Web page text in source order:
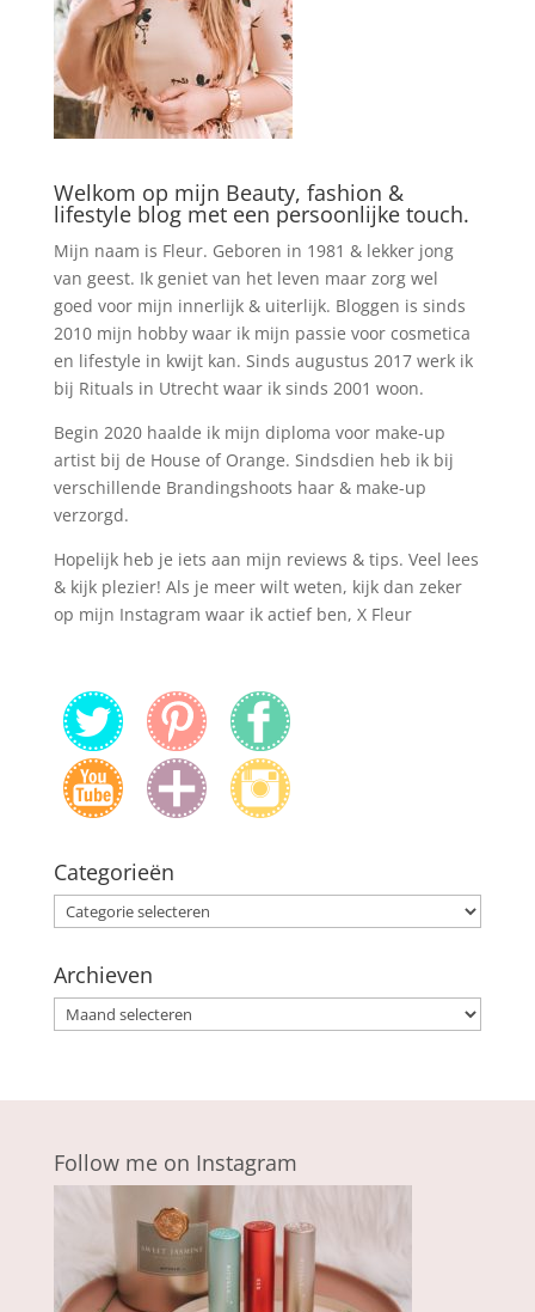
Welkom op mijn Beauty, fashion &
lifestyle blog met een persoonlijke touch.
Mijn naam is Fleur. Geboren in 1981 & lekker jong
van geest. Ik geniet van het leven maar zorg wel
goed voor mijn innerlijk & uiterlijk. Bloggen is sinds
2010 mijn hobby waar ik mijn passie voor cosmetica
en lifestyle in kwijt kan. Sinds augustus 2017 werk ik
bij Rituals in Utrecht waar ik sinds 2001 woon.
Begin 2020 haalde ik mijn diploma voor make-up
artist bij de House of Orange. Sindsdien heb ik bij
verschillende Brandingshoots haar & make-up
verzorgd.
Hopelijk heb je iets aan mijn reviews & tips. Veel lees
& kijk plezier! Als je meer wilt weten, kijk dan zeker
op mijn Instagram waar ik actief ben, X Fleur
Categorieën
Categorieën
Archieven
Archieven
Follow me on Instagram